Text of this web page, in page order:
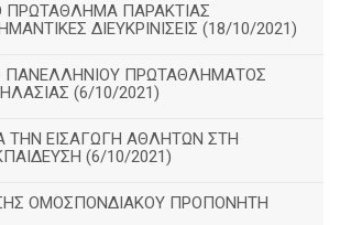
ΠΡΩΤΑΘΛΗΜΑ ΠΑΡΑΚΤΙΑΣ
ΔΙΕΥΚΡΙΝΙΣΕΙΣ (18/10/2021)
ΠΑΝΕΛΛΗΝΙΟΥ ΠΡΩΤΑΘΛΗΜΑΤΟΣ
(6/10/2021)
ΤΗΝ ΕΙΣΑΓΩΓΗ ΑΘΛΗΤΩΝ ΣΤΗ
(6/10/2021)
ΟΜΟΣΠΟΝΔΙΑΚΟΥ ΠΡΟΠΟΝΗΤΗ